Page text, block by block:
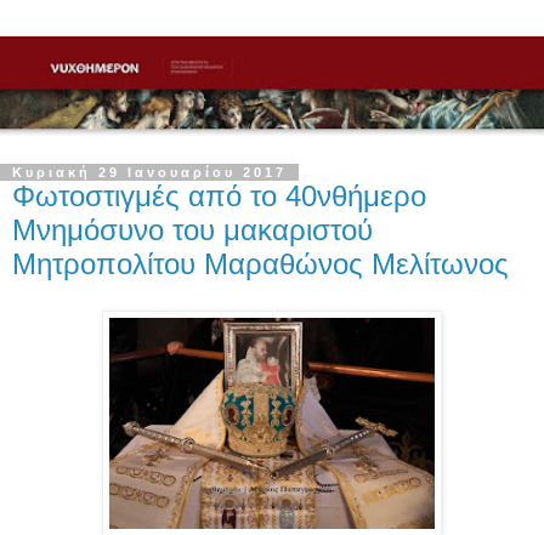
Κυριακή 29 Ιανουαρίου 2017
Φωτοστιγμές από το 40νθήμερο
Μνημόσυνο του μακαριστού
Μητροπολίτου Μαραθώνος Μελίτωνος